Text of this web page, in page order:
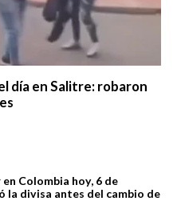
día en Salitre: robaron
Colombia hoy, 6 de
la divisa antes del cambio de